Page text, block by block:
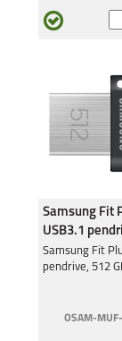
A14 4G
A34 5G
Samsung Fit
USB3.1
GB
Samsung Fit
pendrive, 512
OSAM-